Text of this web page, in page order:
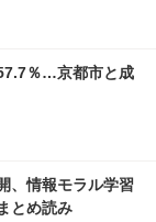
％…京都市と成
、情報モラル学習
とめ読み